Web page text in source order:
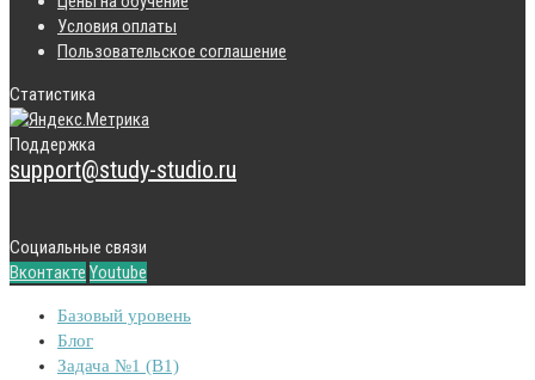
Условия оплаты
Пользовательское соглашение
Статистика
Поддержка
support@study-studio.ru
Социальные связи
Вконтакте Youtube
Базовый уровень
Блог
Задача №1 (B1)